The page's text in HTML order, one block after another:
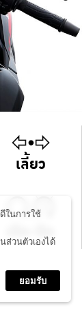
เลี้ยว
เปิด-ปิด
ในการใช้
ส่วนตัวเองได้
ยอมรับ